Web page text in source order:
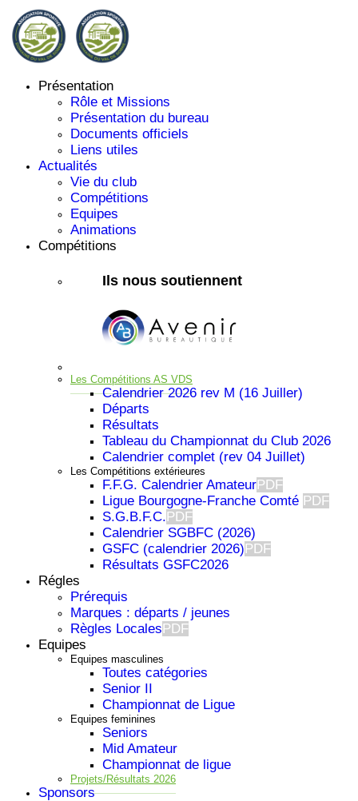
Présentation
Rôle et Missions
Présentation du bureau
Documents officiels
Liens utiles
Actualités
Vie du club
Compétitions
Equipes
Animations
Compétitions
Ils nous soutiennent
Les Compétitions AS VDS
Calendrier 2026 rev M (16 Juiller)
Départs
Résultats
Tableau du Championnat du Club 2026
Calendrier complet (rev 04 Juillet)
Les Compétitions extérieures
F.F.G. Calendrier AmateurPDF
Ligue Bourgogne-Franche Comté PDF
S.G.B.F.C.PDF
Calendrier SGBFC (2026)
GSFC (calendrier 2026)PDF
Résultats GSFC2026
Régles
Prérequis
Marques : départs / jeunes
Règles LocalesPDF
Equipes
Equipes masculines
Toutes catégories
Senior II
Championnat de Ligue
Equipes feminines
Seniors
Mid Amateur
Championnat de ligue
Projets/Résultats 2026
Sponsors